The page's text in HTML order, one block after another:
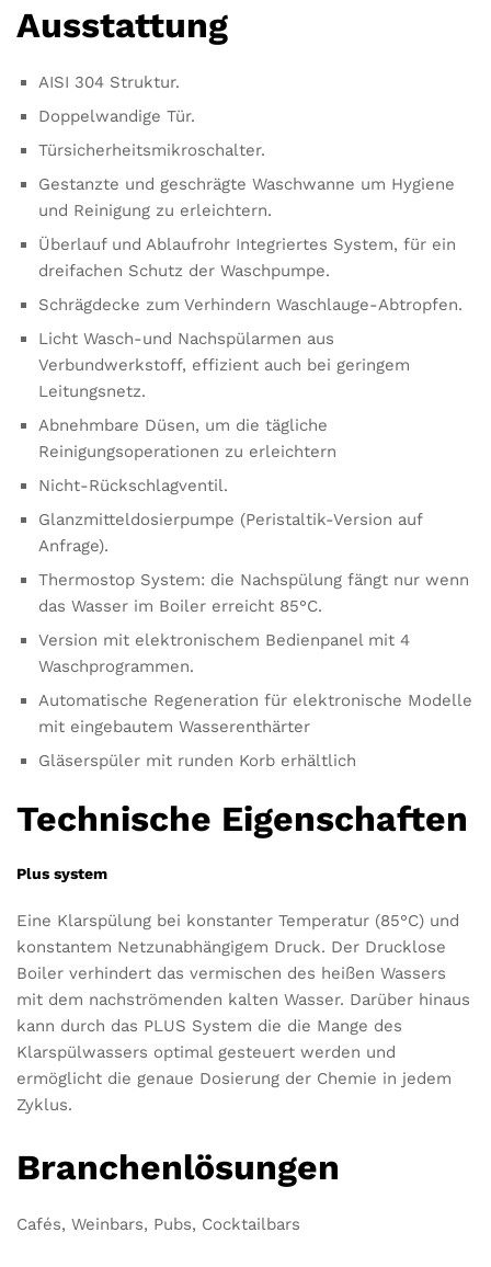
Ausstattung
AISI 304 Struktur.
Doppelwandige Tür.
Türsicherheitsmikroschalter.
Gestanzte und geschrägte Waschwanne um Hygiene
und Reinigung zu erleichtern.
Überlauf und Ablaufrohr Integriertes System, für ein
dreifachen Schutz der Waschpumpe.
Schrägdecke zum Verhindern Waschlauge-Abtropfen.
Licht Wasch-und Nachspülarmen aus
Verbundwerkstoff, effizient auch bei geringem
Leitungsnetz.
Abnehmbare Düsen, um die tägliche
Reinigungsoperationen zu erleichtern
Nicht-Rückschlagventil.
Glanzmitteldosierpumpe (Peristaltik-Version auf
Anfrage).
Thermostop System: die Nachspülung fängt nur wenn
das Wasser im Boiler erreicht 85°C.
Version mit elektronischem Bedienpanel mit 4
Waschprogrammen.
Automatische Regeneration für elektronische Modelle
mit eingebautem Wasserenthärter
Gläserspüler mit runden Korb erhältlich
Technische Eigenschaften
Plus system
Eine Klarspülung bei konstanter Temperatur (85°C) und
konstantem Netzunabhängigem Druck. Der Drucklose
Boiler verhindert das vermischen des heißen Wassers
mit dem nachströmenden kalten Wasser. Darüber hinaus
kann durch das PLUS System die die Mange des
Klarspülwassers optimal gesteuert werden und
ermöglicht die genaue Dosierung der Chemie in jedem
Zyklus.
Branchenlösungen
Cafés, Weinbars, Pubs, Cocktailbars